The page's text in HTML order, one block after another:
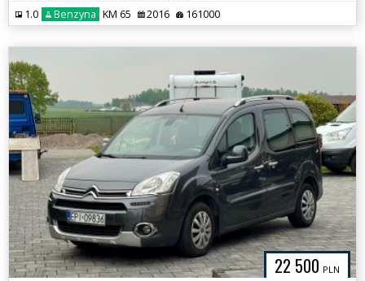
1.0 Benzyna KM 65 2016 161000
22 500 PLN